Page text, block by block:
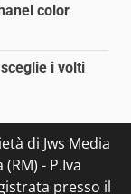
color
i volti
di Jws Media
- P.Iva
presso il